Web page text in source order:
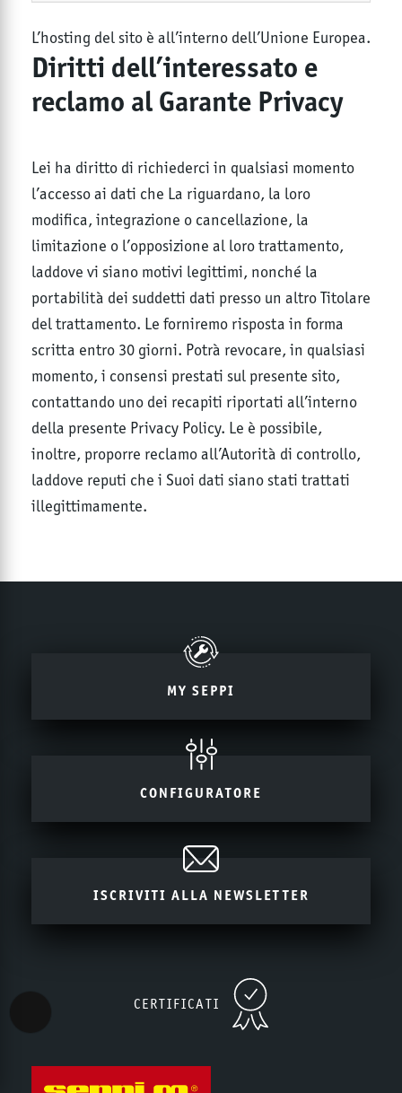
L’hosting del sito è all’interno dell’Unione Europea.
Diritti dell’interessato e
reclamo al Garante Privacy
Lei ha diritto di richiederci in qualsiasi momento
l’accesso ai dati che La riguardano, la loro
modifica, integrazione o cancellazione, la
limitazione o l’opposizione al loro trattamento,
laddove vi siano motivi legittimi, nonché la
portabilità dei suddetti dati presso un altro Titolare
del trattamento. Le forniremo risposta in forma
scritta entro 30 giorni. Potrà revocare, in qualsiasi
momento, i consensi prestati sul presente sito,
contattando uno dei recapiti riportati all’interno
della presente Privacy Policy. Le è possibile,
inoltre, proporre reclamo all’Autorità di controllo,
laddove reputi che i Suoi dati siano stati trattati
illegittimamente.
MY SEPPI
CONFIGURATORE
ISCRIVITI ALLA NEWSLETTER
CERTIFICATI